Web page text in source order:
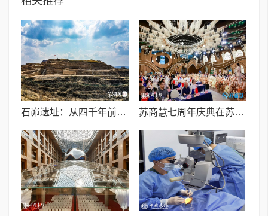
石峁遗址：从四千年前中国北方区域政体中心看“何以中国” 苏商慧七周年庆典在苏州隆重举行 七大联创共启发展新篇章